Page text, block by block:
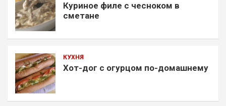
Куриное филе с чесноком в
сметане
КУХНЯ
Хот-дог с огурцом по-домашнему